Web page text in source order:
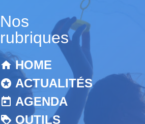
Nos
rubriques
HOME
ACTUALITÉS
AGENDA
OUTILS